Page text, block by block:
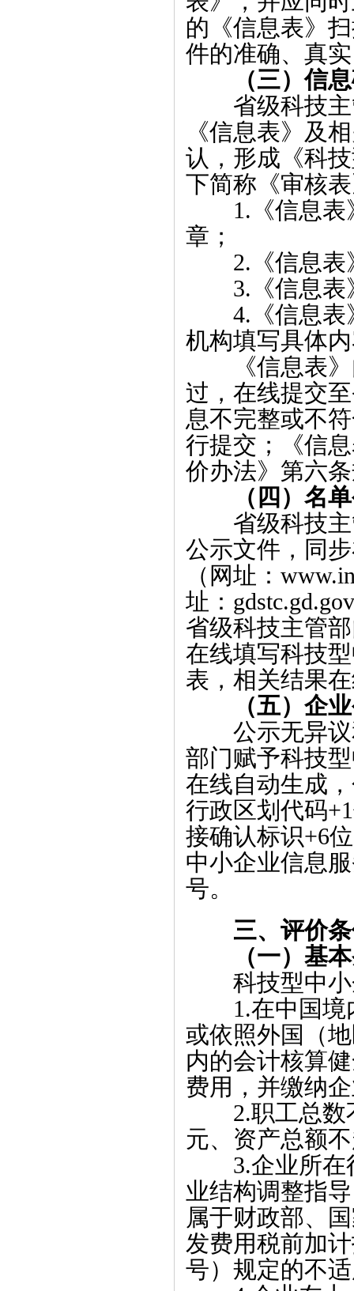
的《信息表》
件的准确、真
（三）信
省级科技
《信息表》及
认，形成《科
下简称《审核
1. 《信息
章；
2. 《信息
3. 《信息
4.《信息
机构填写具体
《信息表
过，在线提交
息不完整或不
行提交；《信
价办法》第六
（四） 名
省级科技
公示文件，同
（网址：
址：
省级科技主管
在线填写科技
表，相关结果
（五）企
公示无异
部门赋予科技
在线自动生成
行政区划代码
接确认标识+6
中小企业信息
号。
三、评价
（一）基
科技型中
1.在中国
或依照外国（
内的会计核算
费用，并缴纳
2.职工总
元、资产总额
3.企业所
业结构调整指
属于财政部、
发费用税前加
号）规定的不